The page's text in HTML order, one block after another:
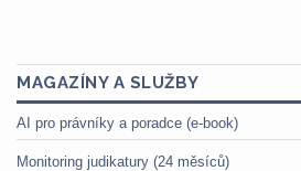
MAGAZÍNY A SLUŽBY
AI pro právníky a poradce (e-book)
Monitoring judikatury (24 měsíců)